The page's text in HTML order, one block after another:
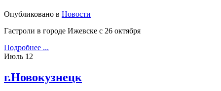
Опубликовано в Новости
Гастроли в городе Ижевске с 26 октября
Подробнее ...
Июль 12
г.Новокузнецк